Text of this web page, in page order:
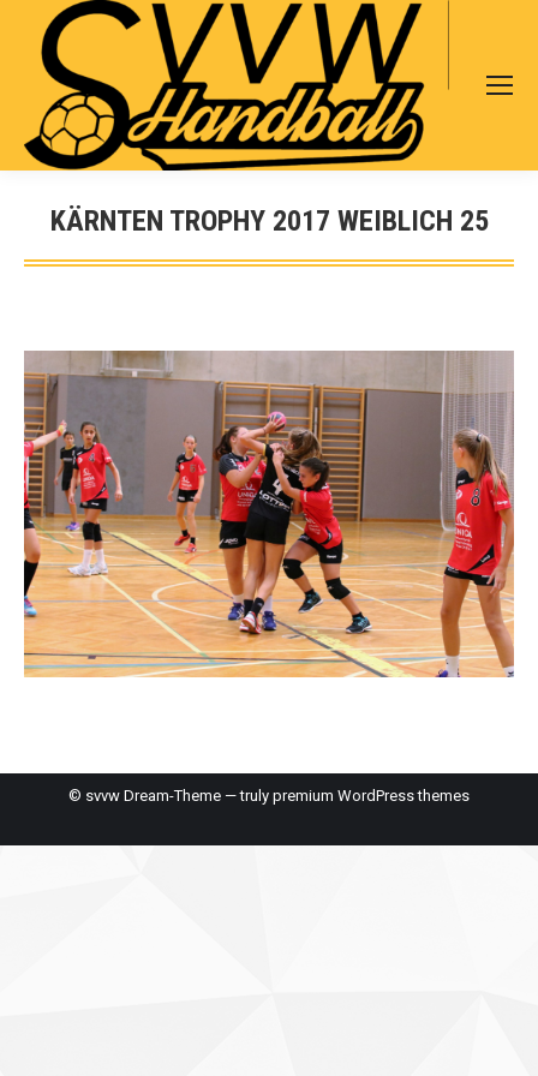
Search:
KÄRNTEN TROPHY 2017 WEIBLICH 25
Sie befinden sich hier:
© svvw Dream-Theme — truly premium WordPress themes